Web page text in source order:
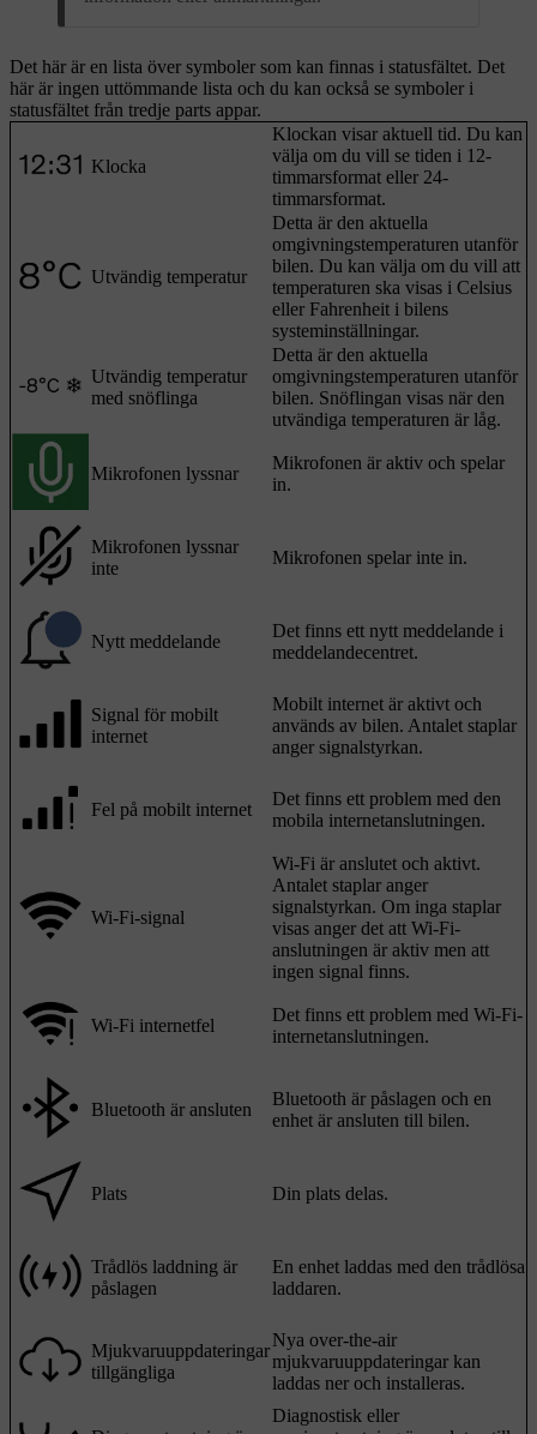
Det här är en lista över symboler som kan finnas i statusfältet. Det
här är ingen uttömmande lista och du kan också se symboler i
statusfältet från tredje parts appar.
Klocka
Klockan visar aktuell tid. Du kan
välja om du vill se tiden i 12-
timmarsformat eller 24-
timmarsformat.
Utvändig temperatur
Detta är den aktuella
omgivningstemperaturen utanför
bilen. Du kan välja om du vill att
temperaturen ska visas i Celsius
eller Fahrenheit i bilens
systeminställningar.
Utvändig temperatur
med snöflinga
Detta är den aktuella
omgivningstemperaturen utanför
bilen. Snöflingan visas när den
utvändiga temperaturen är låg.
Mikrofonen lyssnar
Mikrofonen är aktiv och spelar
in.
Mikrofonen lyssnar
inte
Mikrofonen spelar inte in.
Nytt meddelande
Det finns ett nytt meddelande i
meddelandecentret.
Signal för mobilt
internet
Mobilt internet är aktivt och
används av bilen. Antalet staplar
anger signalstyrkan.
Fel på mobilt internet
Det finns ett problem med den
mobila internetanslutningen.
Wi-Fi-signal
Wi-Fi är anslutet och aktivt.
Antalet staplar anger
signalstyrkan. Om inga staplar
visas anger det att Wi-Fi-
anslutningen är aktiv men att
ingen signal finns.
Wi-Fi internetfel
Det finns ett problem med Wi-Fi-
internetanslutningen.
Bluetooth är ansluten
Bluetooth är påslagen och en
enhet är ansluten till bilen.
Plats Din plats delas.
Trådlös laddning är
påslagen
En enhet laddas med den trådlösa
laddaren.
Mjukvaruuppdateringar
tillgängliga
Nya over-the-air
mjukvaruuppdateringar kan
laddas ner och installeras.
Diagnostisk eller